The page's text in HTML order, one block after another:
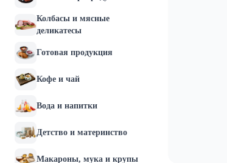
Колбасы и мясные
деликатесы
Готовая продукция
Кофе и чай
Вода и напитки
Детство и материнство
Макароны, мука и крупы